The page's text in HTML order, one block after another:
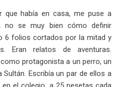
que había en casa, me puse a
no se muy bien cómo definir
6 folios cortados por la mitad y
Eran relatos de aventuras.
protagonista a un perro, un
Escribía un par de ellos a